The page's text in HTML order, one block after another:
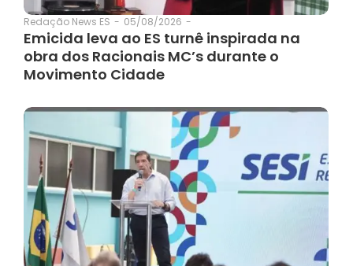
Redação News ES - 05/08/2026 -
Emicida leva ao ES turnê inspirada na
obra dos Racionais MC’s durante o
Movimento Cidade